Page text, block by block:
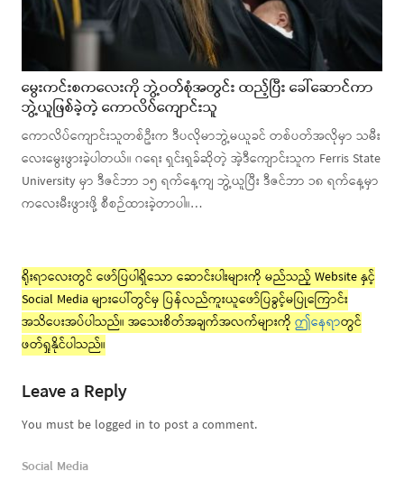
မွေးကင်းစကလေးကို ဘွဲ့ဝတ်စုံအတွင်း ထည့်ပြီး ‌ခေါ်ဆောင်ကာ
ဘွဲ့ယူဖြစ်ခဲ့တဲ့ ကောလိပ်ကျောင်းသူ
ကောလိပ်ကျောင်းသူတစ်ဦးက ဒီပလိုမာဘွဲ့မယူခင် တစ်ပတ်အလိုမှာ သမီး
လေးမွေးဖွားခဲ့ပါတယ်။ ဂရေး ရှင်းရှခ်ဆိုတဲ့ အဲ့ဒီကျောင်းသူက Ferris State
University မှာ ဒီဇင်ဘာ ၁၅ ရက်နေ့ကျ ဘွဲ့ယူပြီး ဒီဇင်ဘာ ၁၈ ရက်နေ့မှာ
ကလေးမီးဖွားဖို့ စီစဉ်ထားခဲ့တာပါ။…
ရိုးရာလေးတွင် ဖော်ပြပါရှိသော ဆောင်းပါးများကို မည်သည့် Website နှင့်
Social Media များပေါ်တွင်မှ ပြန်လည်ကူးယူဖော်ပြခွင့်မပြုကြောင်း
အသိပေးအပ်ပါသည်။ အသေးစိတ်အချက်အလက်များကို ဤနေရာတွင်
ဖတ်ရှုနိုင်ပါသည်။
Leave a Reply
You must be logged in to post a comment.
Social Media